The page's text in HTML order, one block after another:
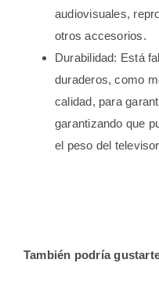
audiovisuales,
otros accesorios.
Durabilidad: Está
duraderos, como
calidad, para
garantizando que
el peso del
También podría